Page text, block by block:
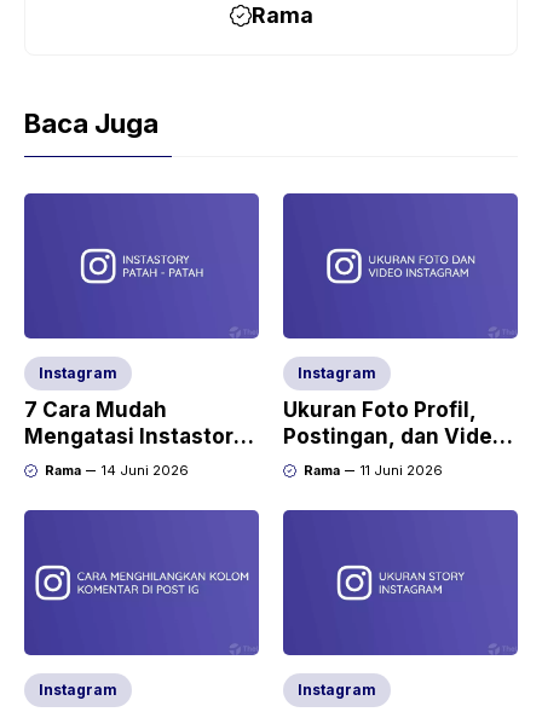
Rama
Baca Juga
Instagram
7 Cara Mudah
Mengatasi Instastory
Patah – Patah
Rama 14 Juni 2026
Instagram
Ukuran Foto Profil,
Postingan, dan Video
di Instagram
Rama 11 Juni 2026
Instagram Instagram